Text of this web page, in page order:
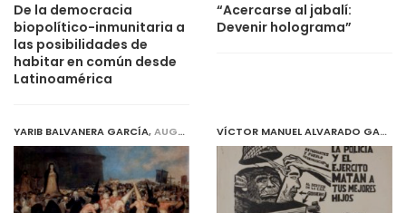
De la democracia
biopolítico-inmunitaria a
las posibilidades de
habitar en común desde
Latinoamérica
“Acercarse al jabalí:
Devenir holograma”
YARIB BALVANERA GARCÍA,AUGUST 1, 2019 VÍCTOR MANUEL ALVARADO GARCÍA